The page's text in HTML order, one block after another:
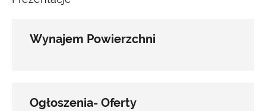
Wynajem Powierzchni
Ogłoszenia- Oferty